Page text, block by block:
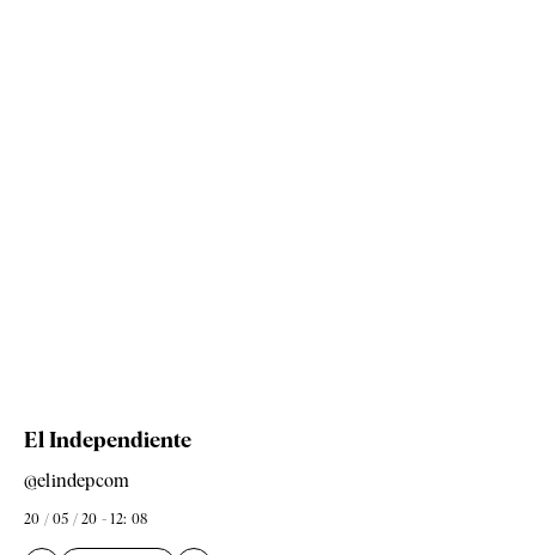
El Independiente
@elindepcom
20 / 05 / 20 - 12: 08